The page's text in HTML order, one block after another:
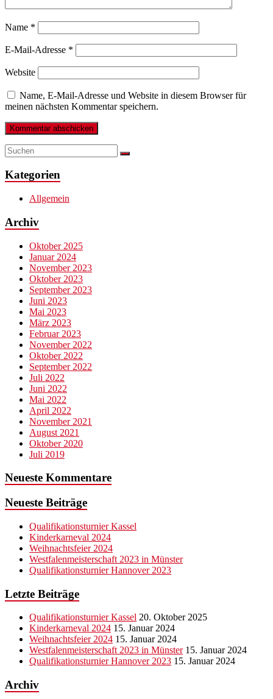
Name *
E-Mail-Adresse *
Website
Name, E-Mail-Adresse und Website in diesem Browser für
meinen nächsten Kommentar speichern.
Kategorien
Allgemein
Archiv
Oktober 2025
Januar 2024
November 2023
Oktober 2023
September 2023
Juni 2023
Mai 2023
März 2023
Februar 2023
November 2022
Oktober 2022
September 2022
Juli 2022
Juni 2022
Mai 2022
April 2022
November 2021
August 2021
Oktober 2020
Juli 2019
Neueste Kommentare
Neueste Beiträge
Qualifikationsturnier Kassel
Kinderkarneval 2024
Weihnachtsfeier 2024
Westfalenmeisterschaft 2023 in Münster
Qualifikationsturnier Hannover 2023
Letzte Beiträge
Qualifikationsturnier Kassel 20. Oktober 2025
Kinderkarneval 2024 15. Januar 2024
Weihnachtsfeier 2024 15. Januar 2024
Westfalenmeisterschaft 2023 in Münster 15. Januar 2024
Qualifikationsturnier Hannover 2023 15. Januar 2024
Archiv